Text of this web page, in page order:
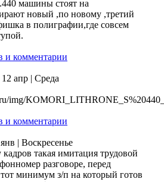
машины стоят на
новый ,по новому ,третий
в полиграфии,где совсем
и комментарии
12 апр | Среда
img/
и комментарии
| Воскресенье
такая имитация трудовой
разговоре, перед
минимум з/п на который готов